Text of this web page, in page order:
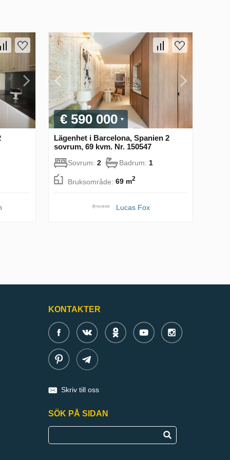
€ 590 000
Lägenhet i Barcelona, Spanien 2
sovrum, 69 kvm. Nr. 150547
Sovrum: 2 Badrum: 1
Bruksområde: 69 m2
Lucas Fox
KONTAKTER
Skriv till oss
SÖK PÅ SIDAN